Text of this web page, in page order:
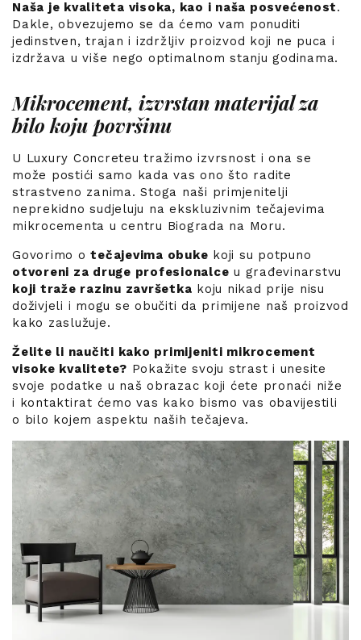
Naša je kvaliteta visoka, kao i naša posvećenost.
Dakle, obvezujemo se da ćemo vam ponuditi
jedinstven, trajan i izdržljiv proizvod koji ne puca i
izdržava u više nego optimalnom stanju godinama.
Mikrocement, izvrstan materijal za
bilo koju površinu
U Luxury Concreteu tražimo izvrsnost i ona se
može postići samo kada vas ono što radite
strastveno zanima. Stoga naši primjenitelji
neprekidno sudjeluju na ekskluzivnim tečajevima
mikrocementa u centru Biograda na Moru.
Govorimo otečajevima obuke koji su potpuno
otvoreni za druge profesionalce u građevinarstvu
koji traže razinu završetka koju nikad prije nisu
doživjeli i mogu se obučiti da primijene naš proizvod
kako zaslužuje.
Želite li naučiti kako primijeniti mikrocement
visoke kvalitete? Pokažite svoju strast i unesite
svoje podatke u naš obrazac koji ćete pronaći niže
i kontaktirat ćemo vas kako bismo vas obavijestili
o bilo kojem aspektu naših tečajeva.